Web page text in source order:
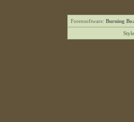
Forensoftware: Burning